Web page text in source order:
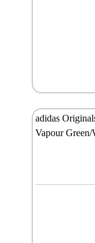
adidas
Vapour